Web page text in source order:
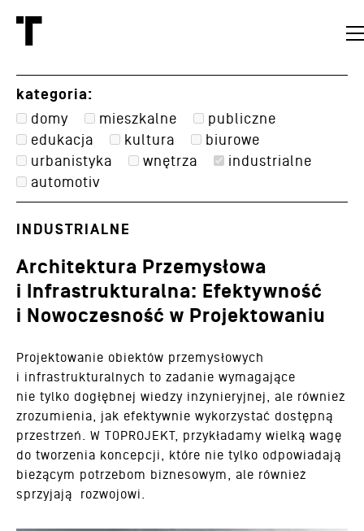
kategoria:
domy mieszkalne
publiczne
edukacja
kultura
biurowe
urbanistyka
wnętrza
industrialne
automotiv
INDUSTRIALNE
Architektura Przemysłowa
i Infrastrukturalna: Efektywność
i Nowoczesność w Projektowaniu
Projektowanie obiektów przemysłowych
i infrastrukturalnych to zadanie wymagające
nie tylko dogłębnej wiedzy inżynieryjnej, ale również
zrozumienia, jak efektywnie wykorzystać dostępną
przestrzeń. W TOPROJEKT, przykładamy wielką wagę
do tworzenia koncepcji, które nie tylko odpowiadają
bieżącym potrzebom biznesowym, ale również
sprzyjają rozwojowi.